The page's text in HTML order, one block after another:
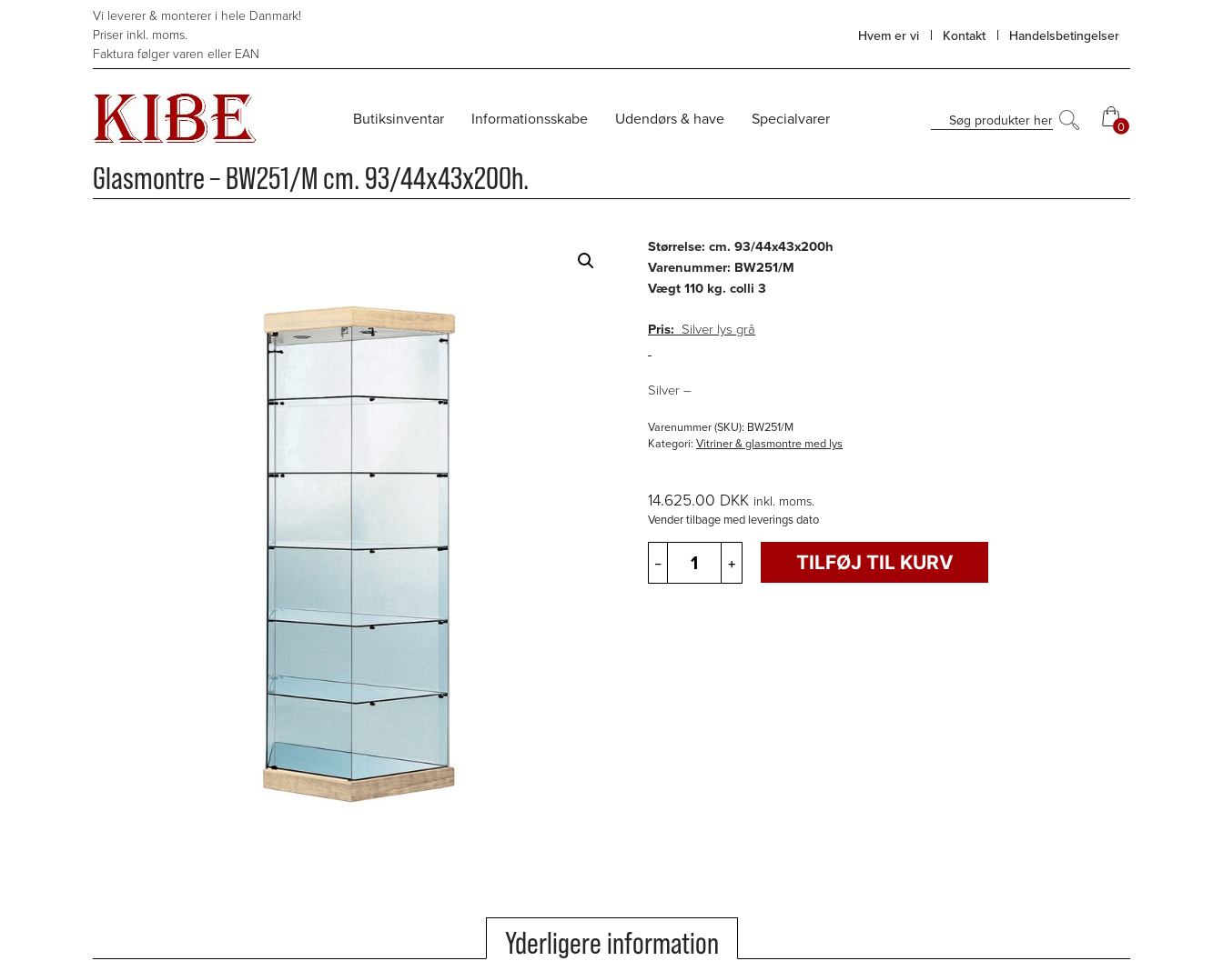
Vi leverer & monterer i hele Danmark!
Priser inkl. moms.
Faktura følger varen eller EAN
Hvem er vi Kontakt Handelsbetingelser
Butiksinventar Informationsskabe Udendørs & have Specialvarer Søg produkter her 0
0
Glasmontre – BW251/M cm. 93/44x43x200h.
Størrelse: cm. 93/44x43x200h
Varenummer: BW251/M
Vægt 110 kg. colli 3
Pris: Silver lys grå
Silver –
Varenummer (SKU): BW251/M
Kategori: Vitriner & glasmontre med lys
14.625.00 DKK inkl. moms.
Vender tilbage med leverings dato
–
BW251/M
+ TILFØJ TIL KURV
Yderligere information